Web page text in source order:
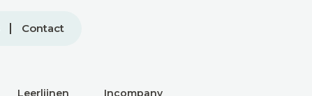
Contact
Leerlijnen Incompany